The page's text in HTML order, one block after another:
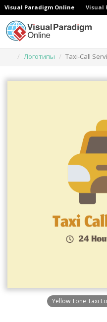
Visual Paradigm Online Visual
Логотипы
Taxi-Call
Yellow Tone Taxi